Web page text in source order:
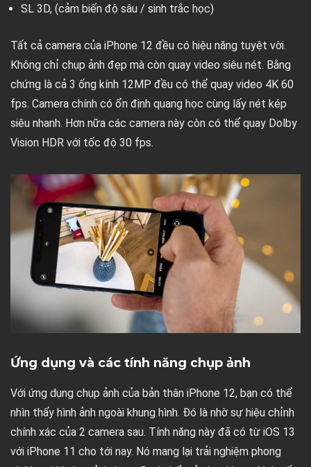
SL 3D, (cảm biến độ sâu / sinh trắc học)
Tất cả camera của iPhone 12 đều có hiệu năng tuyệt vời.
Không chỉ chụp ảnh đẹp mà còn quay video siêu nét. Bằng
chứng là cả 3 ống kính 12MP đều có thể quay video 4K 60
fps. Camera chính có ổn định quang học cùng lấy nét kép
siêu nhanh. Hơn nữa các camera này còn có thể quay Dolby
Vision HDR với tốc độ 30 fps.
Ứng dụng và các tính năng chụp ảnh
Với ứng dụng chụp ảnh của bản thân iPhone 12, bạn có thể
nhìn thấy hình ảnh ngoài khung hình. Đó là nhờ sự hiệu chỉnh
chính xác của 2 camera sau. Tính năng này đã có từ iOS 13
với iPhone 11 cho tới nay. Nó mang lại trải nghiệm phong